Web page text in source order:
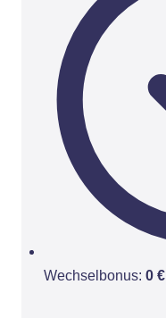
Wechselbonus: 0 €